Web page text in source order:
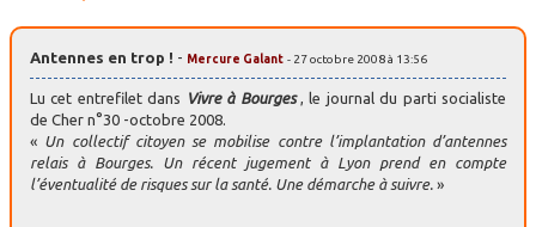
Antennes en trop ! - Mercure Galant - 27 octobre 2008 à 13:56
Lu cet entrefilet dans Vivre à Bourges , le journal du parti socialiste
de Cher n°30 -octobre 2008.
« Un collectif citoyen se mobilise contre l’implantation d’antennes
relais à Bourges. Un récent jugement à Lyon prend en compte
l’éventualité de risques sur la santé. Une démarche à suivre. »